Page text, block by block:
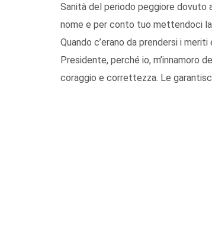
Sanità del periodo peggiore dovuto
nome e per conto tuo mettendoci
Quando c’erano da prendersi i
Presidente, perché io, m’innamoro
coraggio e correttezza. Le